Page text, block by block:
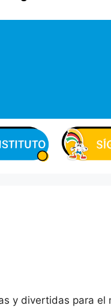
y divertidas para el